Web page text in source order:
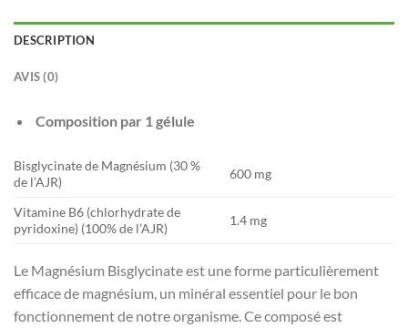
DESCRIPTION
AVIS (0)
Composition par 1 gélule
Bisglycinate de Magnésium (30 %
de l’AJR)
600 mg
Vitamine B6 (chlorhydrate de
pyridoxine) (100% de l’AJR)
1.4 mg
Le Magnésium Bisglycinate est une forme particulièrement
efficace de magnésium, un minéral essentiel pour le bon
fonctionnement de notre organisme. Ce composé est